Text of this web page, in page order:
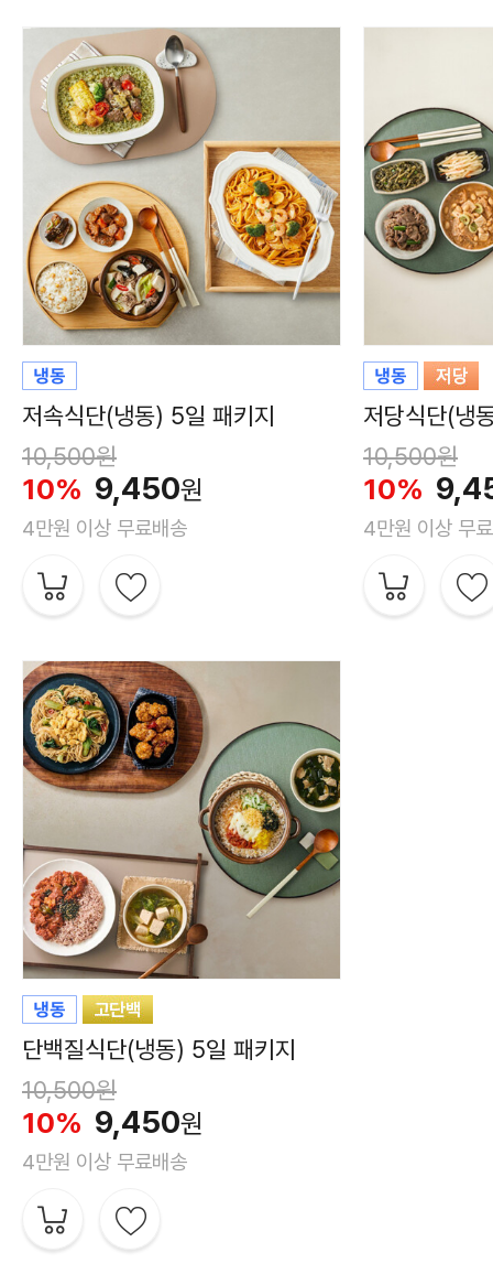
저속식단(냉동) 5일 패키지
10,500원
10% 9,450원
4만원 이상 무료배송
저당식단(냉
10,500원
10%
4만원 이상 무
단백질식단(냉동) 5일 패키지
10,500원
10% 9,450원
4만원 이상 무료배송